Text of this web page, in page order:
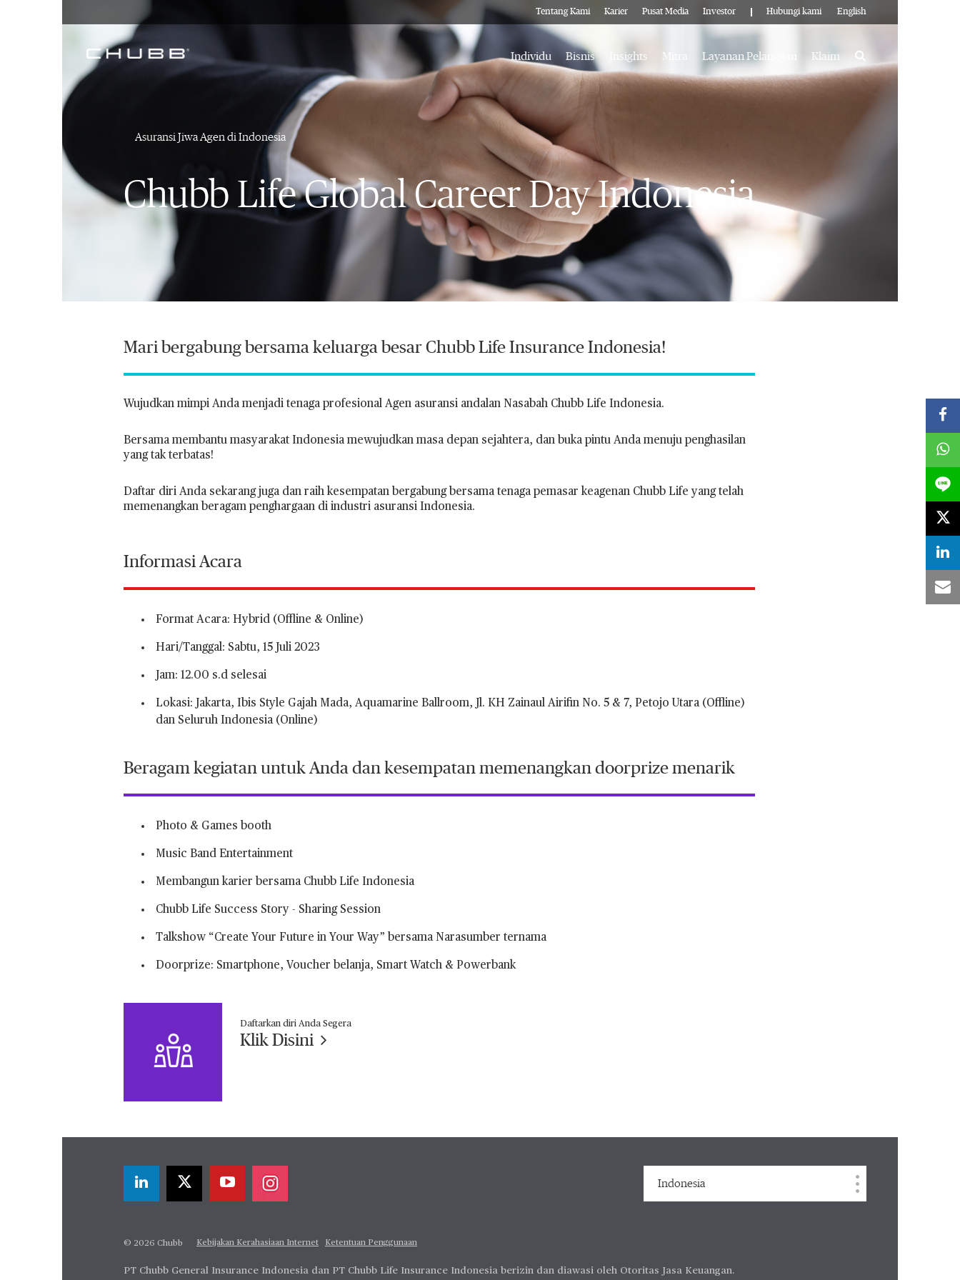
Tentang Kami Karier Pusat Media Investor Hubungi kami English
Individu Bisnis Insights Layanan Pelanggan Klaim Search
Asuransi Jiwa Agen di Indonesia
Chubb Life Global Career Day Indonesia
Mari bergabung bersama keluarga besar Chubb Life Insurance Indonesia!
Wujudkan mimpi Anda menjadi tenaga profesional Agen asuransi andalan Nasabah Chubb Life Indonesia.
Bersama membantu masyarakat Indonesia mewujudkan masa depan sejahtera, dan buka pintu Anda menuju penghasilan
yang tak terbatas!
Daftar diri Anda sekarang juga dan raih kesempatan bergabung bersama tenaga pemasar keagenan Chubb Life yang telah
memenangkan beragam penghargaan di industri asuransi Indonesia.
Informasi Acara
Format Acara: Hybrid (Offline & Online)
Hari/Tanggal: Sabtu, 15 Juli 2023
Jam: 12.00 s.d selesai
Lokasi: Jakarta, Ibis Style Gajah Mada, Aquamarine Ballroom, Jl. KH Zainaul Airifin No. 5 & 7, Petojo Utara (Offline)
dan Seluruh Indonesia (Online)
Beragam kegiatan untuk Anda dan kesempatan memenangkan doorprize menarik
Photo & Games booth
Music Band Entertainment
Membangun karier bersama Chubb Life Indonesia
Chubb Life Success Story - Sharing Session
Talkshow “Create Your Future in Your Way” bersama Narasumber ternama
Doorprize: Smartphone, Voucher belanja, Smart Watch & Powerbank
Daftarkan diri Anda Segera
Klik Disini
Indonesia
© 2026 Chubb Kebijakan Kerahasiaan Internet Ketentuan Penggunaan
PT Chubb General Insurance Indonesia dan PT Chubb Life Insurance Indonesia berizin dan diawasi oleh Otoritas Jasa Keuangan.